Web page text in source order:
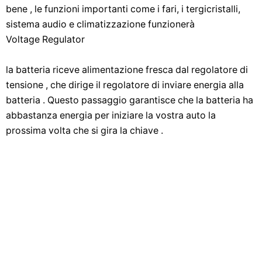
bene , le funzioni importanti come i fari, i tergicristalli,
sistema audio e climatizzazione funzionerà
Voltage Regulator
la batteria riceve alimentazione fresca dal regolatore di
tensione , che dirige il regolatore di inviare energia alla
batteria . Questo passaggio garantisce che la batteria ha
abbastanza energia per iniziare la vostra auto la
prossima volta che si gira la chiave .